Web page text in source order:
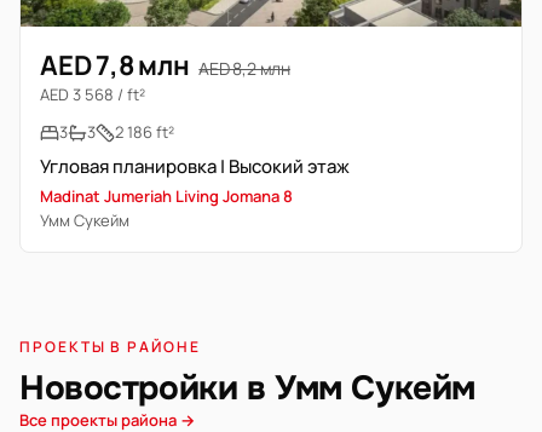
AED 7,8 млн AED 8,2 млн
AED 3 568 / ft²
3
3 2 186 ft²
Угловая планировка | Высокий этаж
Madinat Jumeriah Living Jomana 8
Умм Сукейм
ПРОЕКТЫ В РАЙОНЕ
Новостройки в Умм Сукейм
Все проекты района →